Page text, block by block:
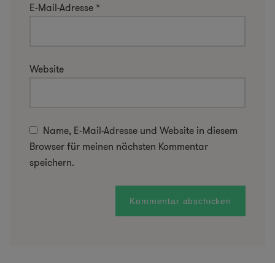
E-Mail-Adresse *
Website
Name, E-Mail-Adresse und Website in diesem
Browser für meinen nächsten Kommentar
speichern.